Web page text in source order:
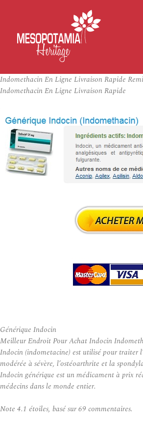
Indomethacin En Ligne Livraison Rapide
Indomethacin En Ligne Livraison Rapide
Générique Indocin
Meilleur Endroit Pour Achat Indocin
Indocin (indometacine) est utilisé pour traiter
modérée à sévère, l’ostéoarthrite et la
Indocin générique est un médicament à prix
médecins dans le monde entier.
Note 4.1 étoiles, basé sur69 commentaires.